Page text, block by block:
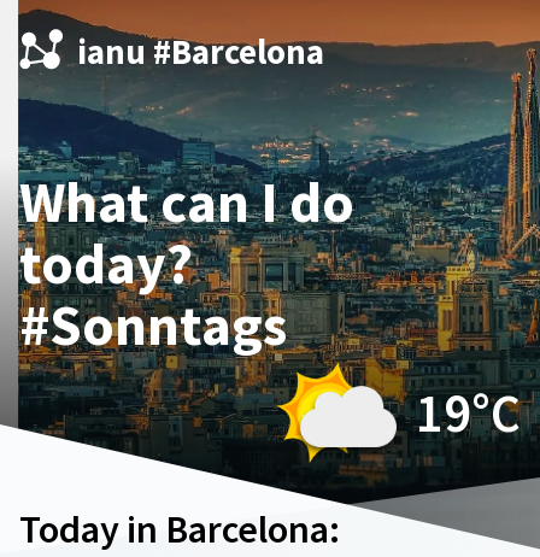
ianu #Barcelona
What can I do
today?
#Sonntags
19°C
Today in Barcelona: